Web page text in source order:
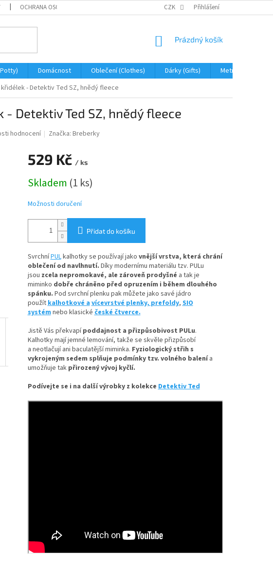
OCHRANA OSOBNÍCH ÚDAJŮ JAK NA REKLAMACI A VRÁCENÍ ZBOŽÍ
CZK Přihlášení
NÁKUPNÍ
Prázdný košík
Domácnost Oblečení (Clothes) Dárky (Gifts)
Metráž (fabric)
- Detektiv Ted SZ, hnědý fleece
Detektiv Ted SZ, hnědý fleece
hodnocení Značka:Breberky
529 Kč / ks
cena:
Skladem (1 ks)
Možnosti doručení
Přidat do košíku
SvrchníPULkalhotky se používají jako vnější vrstva, která chrání
oblečení od navlhnutí. Díkymodernímu materiálu tzv. PULu
jsou zcela nepromokavé, ale zároveň prodyšné a tak je
miminko dobře chráněno před opruzením i během dlouhého
spánku. Pod svrchní plenku pak můžete jako savé jádro
použítkalhotkové avícevrstvé plenky,prefoldy,SIO
systémnebo klasickéčeské čtverce.
Jistě Vás překvapípoddajnost a přizpůsobivost PULu.
Kalhotky mají jemné lemování, takže se skvěle přizpůsobí
a neotlačují ani baculatější miminka. Fyziologický střih s
vykrojeným sedem splňuje podmínky tzv. volného balenía
umožňuje tak přirozený vývoj kyčlí.
Podívejte se i na další výrobky z kolekceDetektiv Ted